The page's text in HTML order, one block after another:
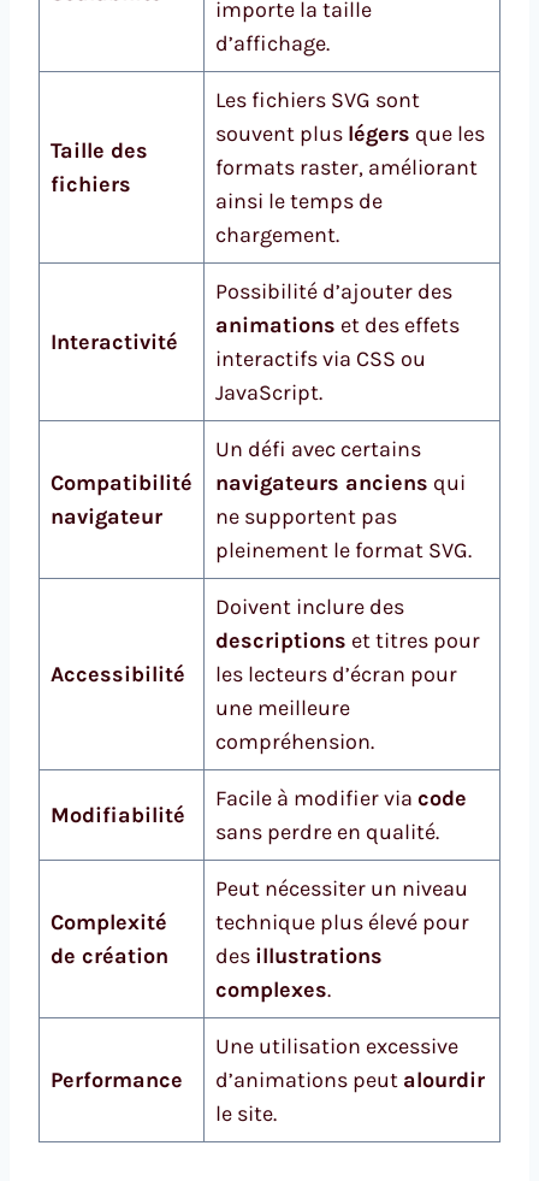
importe la taille
d’affichage.
Taille des
fichiers
Les fichiers SVG sont
souvent plus légers que les
formats raster, améliorant
ainsi le temps de
chargement.
Interactivité
Possibilité d’ajouter des
animations et des effets
interactifs via CSS ou
JavaScript.
Compatibilité
navigateur
Un défi avec certains
navigateurs anciens qui
ne supportent pas
pleinement le format SVG.
Accessibilité
Doivent inclure des
descriptions et titres pour
les lecteurs d’écran pour
une meilleure
compréhension.
Modifiabilité
Facile à modifier via code
sans perdre en qualité.
Complexité
de création
Peut nécessiter un niveau
technique plus élevé pour
des illustrations
complexes.
Performance
Une utilisation excessive
d’animations peut alourdir
le site.